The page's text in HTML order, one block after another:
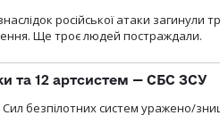
російської атаки загинули
Ще троє людей постраждали.
та 12 артсистем — СБС ЗСУ
безпілотних систем уражено/